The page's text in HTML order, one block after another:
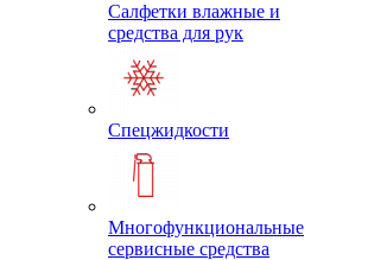
Салфетки влажные и
средства для рук
Спецжидкости
Многофункциональные
сервисные средства